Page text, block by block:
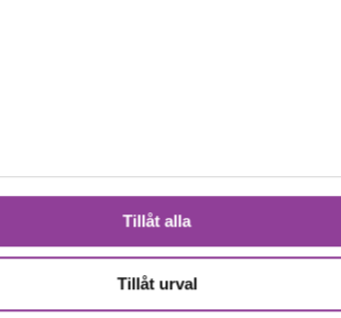
Tillåt alla
Tillåt urval